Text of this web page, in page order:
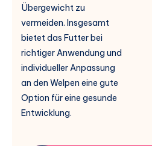
Übergewicht zu
vermeiden. Insgesamt
bietet das Futter bei
richtiger Anwendung und
individueller Anpassung
an den Welpen eine gute
Option für eine gesunde
Entwicklung.